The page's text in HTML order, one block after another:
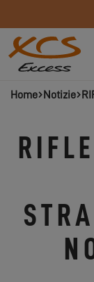
Home Notizie